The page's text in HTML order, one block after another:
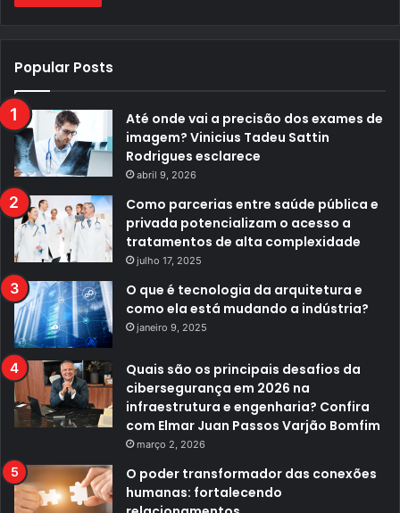
Popular Posts
Até onde vai a precisão dos exames de
imagem? Vinicius Tadeu Sattin
Rodrigues esclarece
abril 9, 2026
Como parcerias entre saúde pública e
privada potencializam o acesso a
tratamentos de alta complexidade
julho 17, 2025
O que é tecnologia da arquitetura e
como ela está mudando a indústria?
janeiro 9, 2025
Quais são os principais desafios da
cibersegurança em 2026 na
infraestrutura e engenharia? Confira
com Elmar Juan Passos Varjão Bomfim
março 2, 2026
O poder transformador das conexões
humanas: fortalecendo